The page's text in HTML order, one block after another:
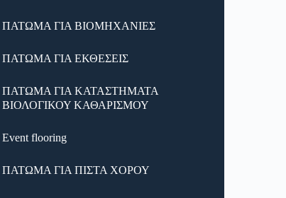
ΠΑΤΩΜΑ ΓΙΑ ΒΙΟΜΗΧΑΝΙΕΣ
ΠΑΤΩΜΑ ΓΙΑ ΕΚΘΕΣΕΙΣ
ΠΑΤΩΜΑ ΓΙΑ ΚΑΤΑΣΤΗΜΑΤΑ
ΒΙΟΛΟΓΙΚΟΥ ΚΑΘΑΡΙΣΜΟΥ
Event flooring
ΠΑΤΩΜΑ ΓΙΑ ΠΙΣΤΑ ΧΟΡΟΥ